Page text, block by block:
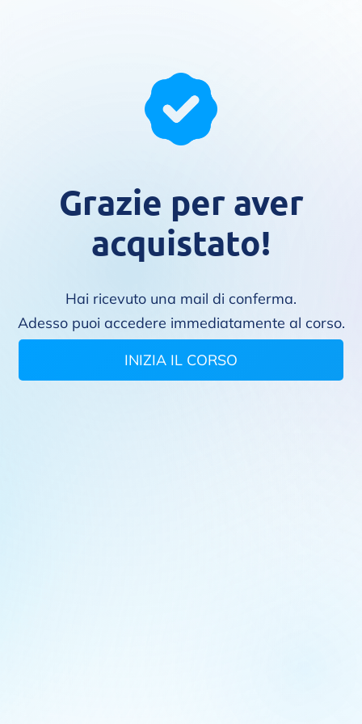
Grazie per aver
acquistato!
Hai ricevuto una mail di conferma.
Adesso puoi accedere immediatamente al corso.
INIZIA IL CORSO